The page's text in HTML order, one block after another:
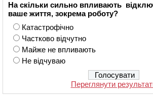
На скільки сильно впливають
ваше життя, зокрема роботу?
Катастрофічно
Частково відчутно
Майже не впливають
Не відчуваю
Переглянути